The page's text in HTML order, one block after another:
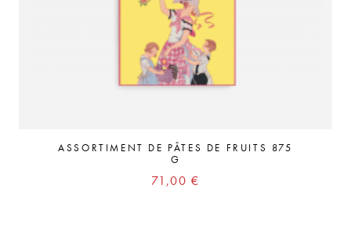
ASSORTIMENT DE PÂTES DE FRUITS 875
G
Prix
71,00 €